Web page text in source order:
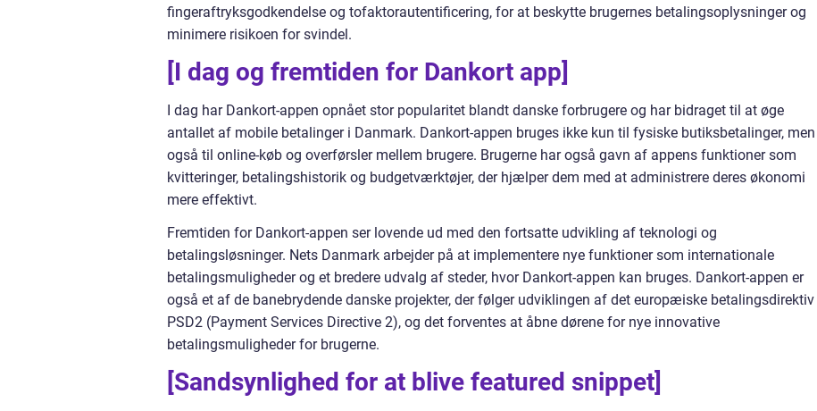
fingeraftryksgodkendelse og tofaktorautentificering, for at beskytte brugernes betalingsoplysninger og
minimere risikoen for svindel.
[I dag og fremtiden for Dankort app]
I dag har Dankort-appen opnået stor popularitet blandt danske forbrugere og har bidraget til at øge
antallet af mobile betalinger i Danmark. Dankort-appen bruges ikke kun til fysiske butiksbetalinger, men
også til online-køb og overførsler mellem brugere. Brugerne har også gavn af appens funktioner som
kvitteringer, betalingshistorik og budgetværktøjer, der hjælper dem med at administrere deres økonomi
mere effektivt.
Fremtiden for Dankort-appen ser lovende ud med den fortsatte udvikling af teknologi og
betalingsløsninger. Nets Danmark arbejder på at implementere nye funktioner som internationale
betalingsmuligheder og et bredere udvalg af steder, hvor Dankort-appen kan bruges. Dankort-appen er
også et af de banebrydende danske projekter, der følger udviklingen af det europæiske betalingsdirektiv
PSD2 (Payment Services Directive 2), og det forventes at åbne dørene for nye innovative
betalingsmuligheder for brugerne.
[Sandsynlighed for at blive featured snippet]